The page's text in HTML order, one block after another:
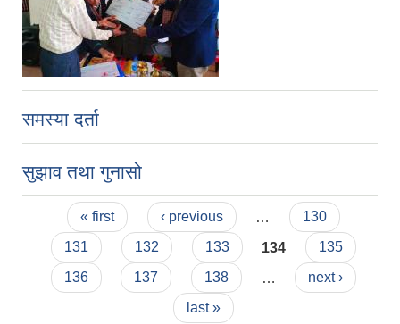
समस्या दर्ता
सुझाव तथा गुनासो
Pages« first ‹ previous
130
131
132 133 134
135
136
137 138
next ›
last »